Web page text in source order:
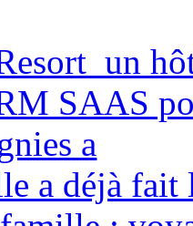
un
SAAS
a
a déjà